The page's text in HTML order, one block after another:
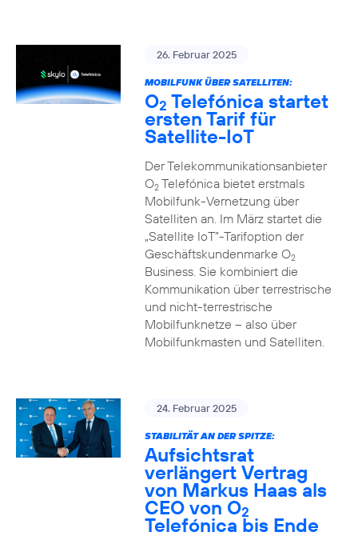
26. Februar 2025
MOBILFUNK ÜBER SATELLITEN:
O2 Telefónica startet
ersten Tarif für
Satellite-IoT
Der Telekommunikationsanbieter
O2Telefónica bietet erstmals
Mobilfunk-Vernetzung über
Satelliten an. Im März startet die
„Satellite IoT”-Tarifoption der
Geschäftskundenmarke O2
Business. Sie kombiniert die
Kommunikation über terrestrische
und nicht-terrestrische
Mobilfunknetze – also über
Mobilfunkmasten und Satelliten.
24. Februar 2025
STABILITÄT AN DER SPITZE:
Aufsichtsrat
verlängert Vertrag
von Markus Haas als
CEO von O2
Telefónica bis Ende